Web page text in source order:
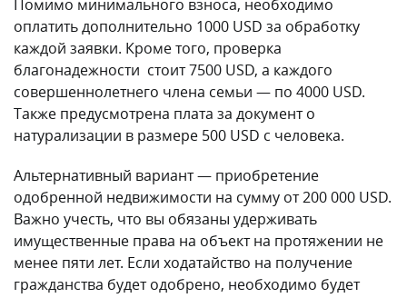
Помимо минимального взноса, необходимо
оплатить дополнительно 1000 USD за обработку
каждой заявки. Кроме того, проверка
благонадежности стоит 7500 USD, а каждого
совершеннолетнего члена семьи — по 4000 USD.
Также предусмотрена плата за документ о
натурализации в размере 500 USD с человека.
Альтернативный вариант — приобретение
одобренной недвижимости на сумму от 200 000 USD.
Важно учесть, что вы обязаны удерживать
имущественные права на объект на протяжении не
менее пяти лет. Если ходатайство на получение
гражданства будет одобрено, необходимо будет